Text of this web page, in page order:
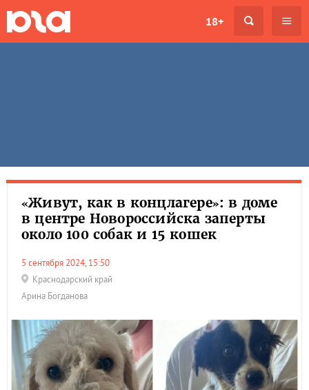
18+
«Живут, как в концлагере»: в доме
в центре Новороссийска заперты
около 100 собак и 15 кошек
5 сентября 2024, 15:50
Краснодарский край
Арина Богданова